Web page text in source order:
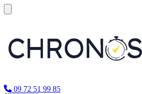
09 72 51 99 85